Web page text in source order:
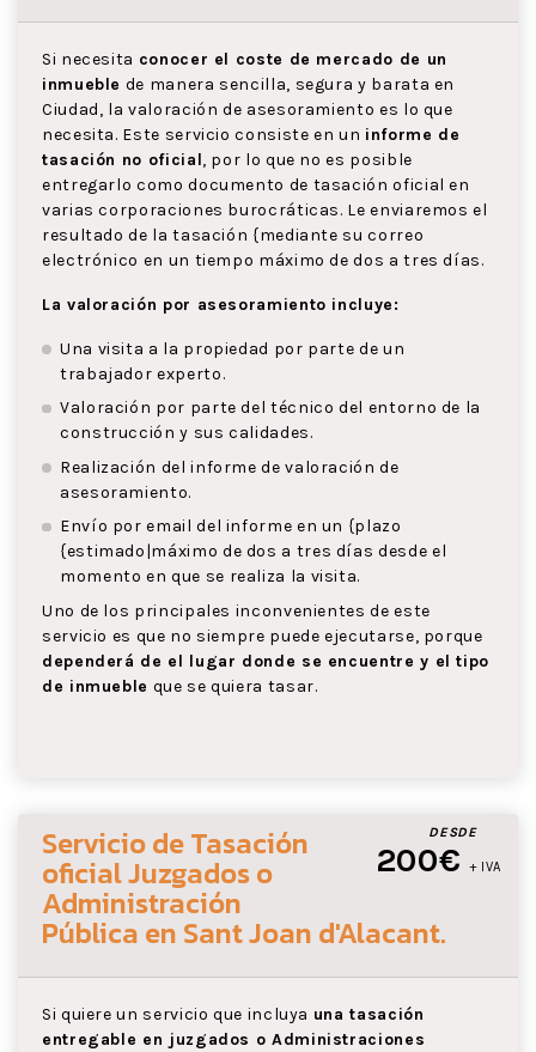
Si necesita conocer el coste de mercado de un
inmueble de manera sencilla, segura y barata en
Ciudad, la valoración de asesoramiento es lo que
necesita. Este servicio consiste en un informe de
tasación no oficial, por lo que no es posible
entregarlo como documento de tasación oficial en
varias corporaciones burocráticas. Le enviaremos el
resultado de la tasación {mediante su correo
electrónico en un tiempo máximo de dos a tres días.
La valoración por asesoramiento incluye:
Una visita a la propiedad por parte de un
trabajador experto.
Valoración por parte del técnico del entorno de la
construcción y sus calidades.
Realización del informe de valoración de
asesoramiento.
Envío por email del informe en un {plazo
{estimado|máximo de dos a tres días desde el
momento en que se realiza la visita.
Uno de los principales inconvenientes de este
servicio es que no siempre puede ejecutarse, porque
dependerá de el lugar donde se encuentre y el tipo
de inmueble que se quiera tasar.
DESDE
200€ + IVA
Servicio de Tasación
oficial Juzgados o
Administración
Pública en Sant Joan d'Alacant.
Si quiere un servicio que incluya una tasación
entregable en juzgados o Administraciones